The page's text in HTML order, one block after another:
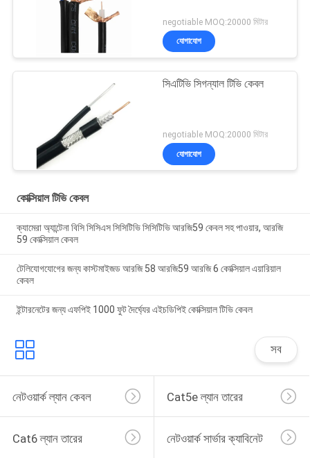
negotiable MOQ:20000 মিটার
যোগাযোগ
সিএটিভি সিগন্যাল টিভি কেবল
negotiable MOQ:20000 মিটার
যোগাযোগ
কোক্সিয়াল টিভি কেবল
ক্যামেরা অ্যান্টেনা বিসি সিসিএস সিসিটিভি সিসিটিভি আরজি59 কেবল সহ পাওয়ার, আরজি
59 কোক্সিয়াল কেবল
টেলিযোগযোগের জন্য কাস্টমাইজড আরজি 58 আরজি59 আরজি 6 কোক্সিয়াল এয়ারিয়াল
কেবল
ইন্টারনেটের জন্য এফপিই 1000 ফুট দৈর্ঘ্যের এইচডিপিই কোক্সিয়াল টিভি কেবল
সব
নেটওয়ার্ক ল্যান কেবল Cat5e ল্যান তারের
Cat6 ল্যান তারের নেটওয়ার্ক সার্ভার ক্যাবিনেট